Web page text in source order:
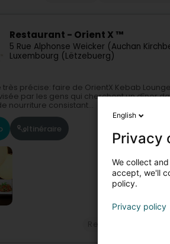
Restaurant - Orient X ™
5 Rue Alphonse Weicker (Auchan
Luxembourg (Lëtzebuerg)
très précise: faire de OrientX Kebab
par les gens qui cherchent un dîner
nourriture consistant...
Itinéraire
English
Privacy
We collect
accept, we'll
policy.
Privacy policy